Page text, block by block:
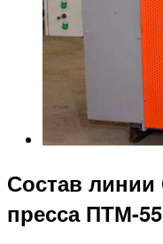
Состав линии
пресса ПТМ-